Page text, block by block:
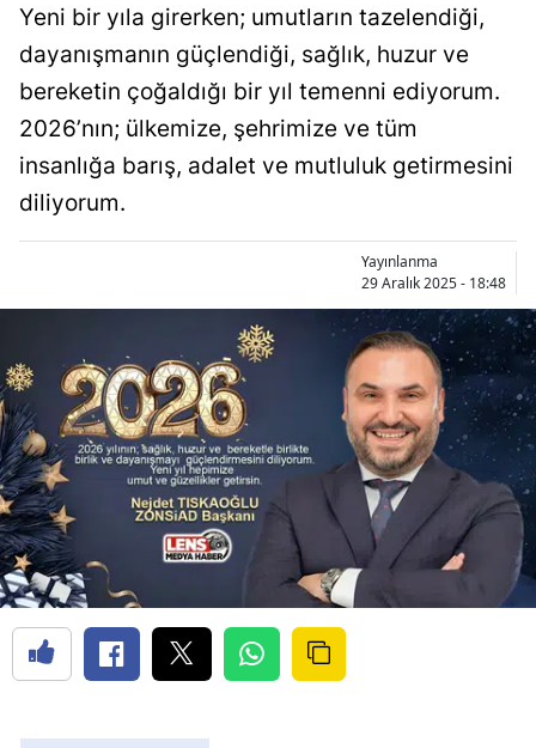
Yeni bir yıla girerken; umutların tazelendiği,
dayanışmanın güçlendiği, sağlık, huzur ve
bereketin çoğaldığı bir yıl temenni ediyorum.
2026’nın; ülkemize, şehrimize ve tüm
insanlığa barış, adalet ve mutluluk getirmesini
diliyorum.
Yayınlanma
29 Aralık 2025 - 18:48